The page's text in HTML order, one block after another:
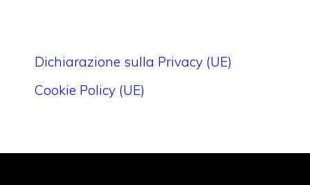
Dichiarazione sulla Privacy (UE)
Cookie Policy (UE)